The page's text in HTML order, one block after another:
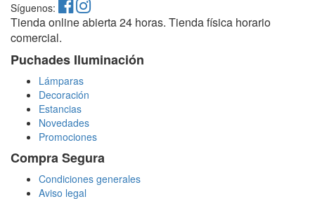
Síguenos:
Tienda online abierta 24 horas. Tienda física horario
comercial.
Puchades Iluminación
Lámparas
Decoración
Estancias
Novedades
Promociones
Compra Segura
Condiciones generales
Aviso legal